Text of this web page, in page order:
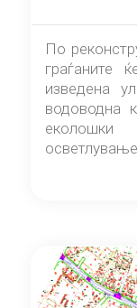
По
граѓаните
изведена
водоводна